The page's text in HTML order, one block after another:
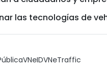
las tecnologías de
VNeIDVNeTraffic